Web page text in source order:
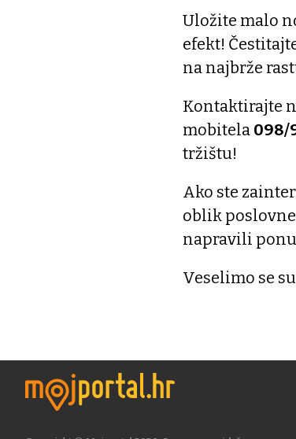
Uložite malo
efekt!
na najbrže
Kontaktirajte
mobitela 098/
tržištu!
Ako ste
oblik
napravili
Veselimo se